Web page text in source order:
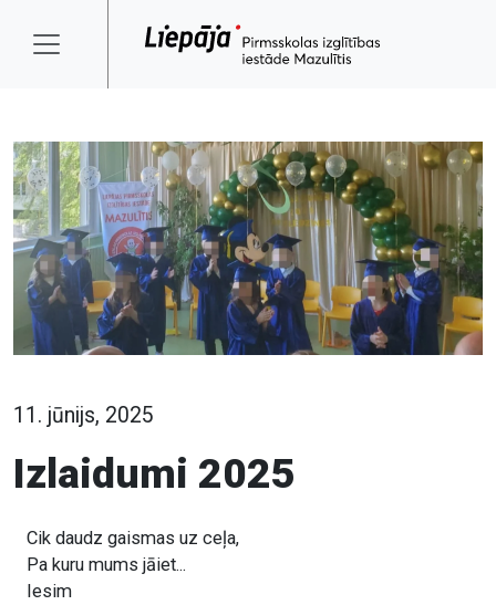
11. jūnijs, 2025
Izlaidumi 2025
Cik daudz gaismas uz ceļa,
Pa kuru mums jāiet...
Iesim